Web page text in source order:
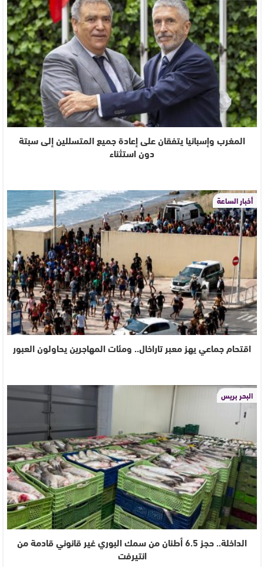
المغرب وإسبانيا يتفقان على إعادة جميع المتسللين إلى سبتة
دون استثناء
أخبار الساعة
اقتحام جماعي يهز معبر تاراخال.. ومئات المهاجرين يحاولون العبور
البحر بريس
الداخلة.. حجز 6.5 أطنان من سمك البوري غير قانوني قادمة من
انتيرفت